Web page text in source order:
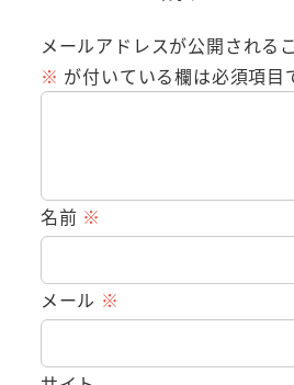
メールアドレスが公開される
※ が付いている欄は必須項目
名前 ※
メール ※